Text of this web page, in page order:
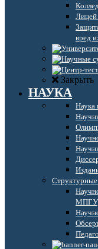
вред
Закрыть
НАУКА
Структурные